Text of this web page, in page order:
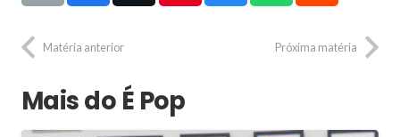
Matéria anterior Próxima matéria
Mais do É Pop